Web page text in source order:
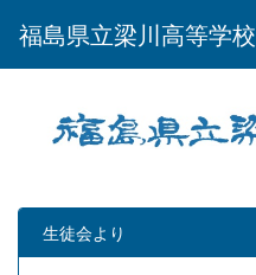
福島県立梁川高等学校
生徒会より